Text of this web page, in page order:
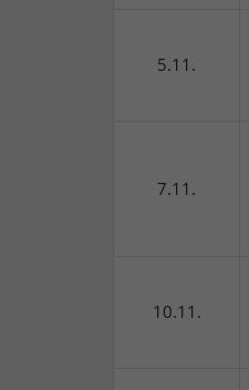
5.11.
7.11.
10.11.